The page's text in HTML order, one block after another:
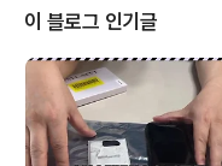
을 갖었던 세션은 망중립성에 대
의 의미는 네트워크 사업자들이
대해야 한다는 것이다. 망중립성
데, 비차별, 상호접속, 접근성이
의 중심에 섰었는데, 네트워크 사
은 특정 콘텐츠 때문에 전체 망에
이 블로그 인기글